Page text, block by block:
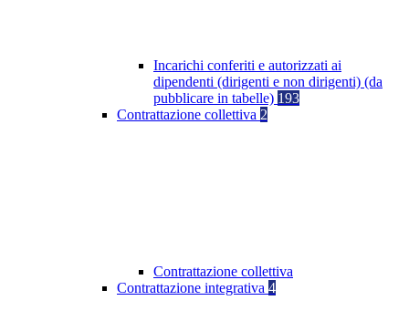
Incarichi conferiti e autorizzati ai
dipendenti (dirigenti e non dirigenti) (da
pubblicare in tabelle) 193
Contrattazione collettiva 2
Contrattazione collettiva
Contrattazione integrativa 4